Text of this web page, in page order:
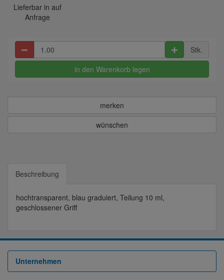
Lieferbar in auf
Anfrage
Stk.
in den Warenkorb legen
merken
wünschen
Beschreibung
hochtransparent, blau graduiert, Teilung 10 ml,
geschlossener Griff
Unternehmen